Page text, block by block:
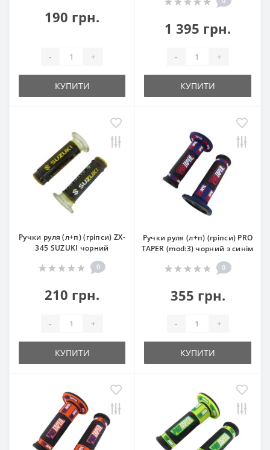
190 грн.
- +
КУПИТИ
1 395 грн.
- +
КУПИТИ
Ручки руля (л+п) (гріпси) ZX-
345 SUZUKI чорний
0
210 грн.
- +
КУПИТИ
Ручки руля (л+п) (гріпси) PRO
TAPER (mod:3) чорний з синім
0
355 грн.
- +
КУПИТИ